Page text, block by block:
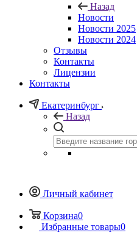
Назад
Новости
Новости 2025
Новости 2024
Отзывы
Контакты
Лицензии
Контакты
Екатеринбург
Назад
Личный кабинет
Корзина0
Избранные товары0